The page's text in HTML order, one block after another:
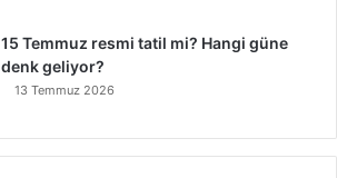
15 Temmuz resmi tatil mi? Hangi güne
denk geliyor?
13 Temmuz 2026